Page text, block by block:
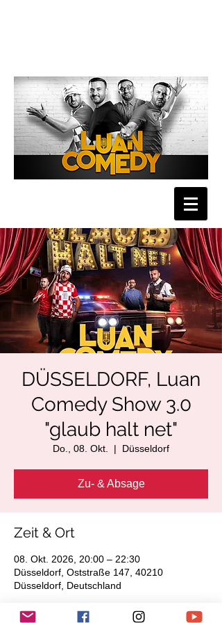
DÜSSELDORF, Luan
Comedy Show 3.0
"glaub halt net"
Do., 08. Okt.
  |
Düsseldorf
Zu- & Absage
Zeit & Ort
08. Okt. 2026, 20:00 – 22:30
Düsseldorf, Oststraße 147, 40210
Düsseldorf, Deutschland